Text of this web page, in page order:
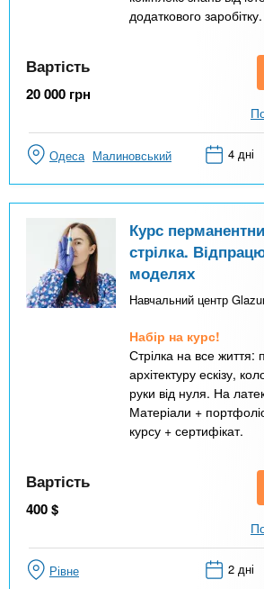
додаткового заробітку.
Вартість
20 000 грн
Одеса Малиновський 4 дні
Курс
стрілка.
моделях
Навчальний центр
Набір на курс!
Стрілка на все життя:
архітектуру ескізу,
руки від нуля. На
Матеріали +
курсу + сертифікат.
Вартість
400$
Рівне 2 дні